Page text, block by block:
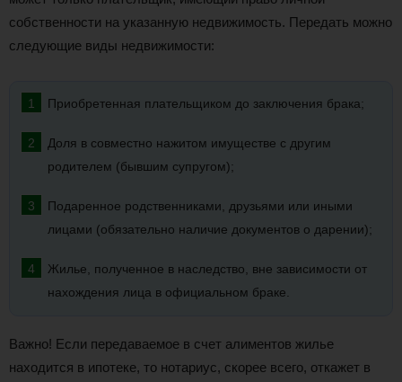
собственности на указанную недвижимость. Передать можно
следующие виды недвижимости:
Приобретенная плательщиком до заключения брака;
Доля в совместно нажитом имуществе с другим
родителем (бывшим супругом);
Подаренное родственниками, друзьями или иными
лицами (обязательно наличие документов о дарении);
Жилье, полученное в наследство, вне зависимости от
нахождения лица в официальном браке.
Важно! Если передаваемое в счет алиментов жилье
находится в ипотеке, то нотариус, скорее всего, откажет в